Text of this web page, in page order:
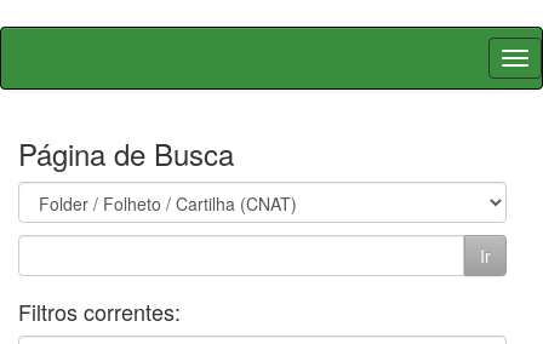
Skip
Página de Busca
Filtros correntes: